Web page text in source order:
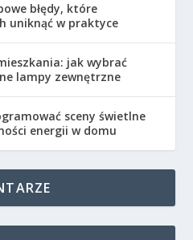
błędy, które
uniknąć w praktyce
jak wybrać
lampy zewnętrzne
sceny świetlne
energii w domu